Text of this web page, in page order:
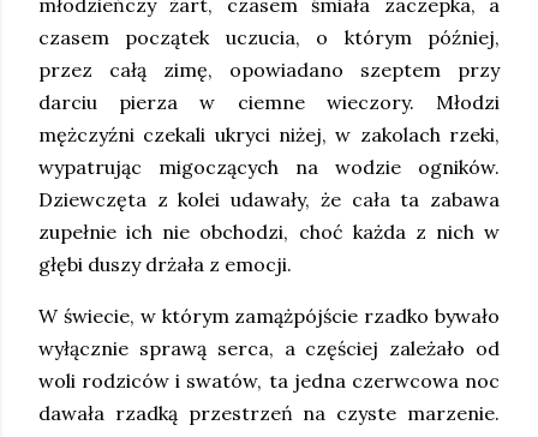
młodzieńczy żart, czasem śmiała zaczepka, a
czasem początek uczucia, o którym później,
przez całą zimę, opowiadano szeptem przy
darciu pierza w ciemne wieczory. Młodzi
mężczyźni czekali ukryci niżej, w zakolach rzeki,
wypatrując migoczących na wodzie ogników.
Dziewczęta z kolei udawały, że cała ta zabawa
zupełnie ich nie obchodzi, choć każda z nich w
głębi duszy drżała z emocji.
W świecie, w którym zamążpójście rzadko bywało
wyłącznie sprawą serca, a częściej zależało od
woli rodziców i swatów, ta jedna czerwcowa noc
dawała rzadką przestrzeń na czyste marzenie.